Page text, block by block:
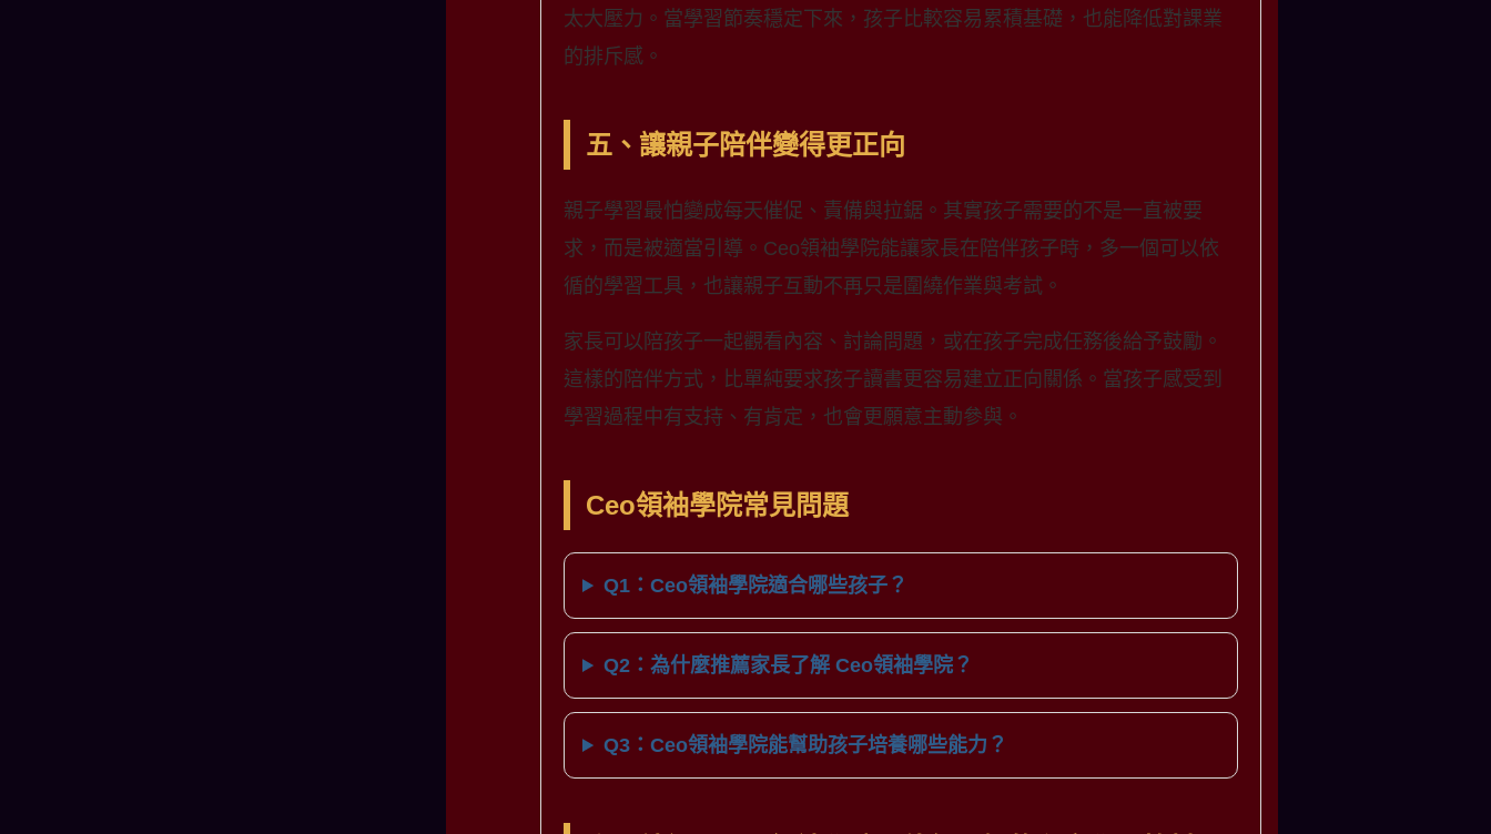
太大壓力。當學習節奏穩定下來，孩子比較容易累積基礎，也能降低對課業
的排斥感。
五、讓親子陪伴變得更正向
親子學習最怕變成每天催促、責備與拉鋸。其實孩子需要的不是一直被要
求，而是被適當引導。Ceo領袖學院能讓家長在陪伴孩子時，多一個可以依
循的學習工具，也讓親子互動不再只是圍繞作業與考試。
家長可以陪孩子一起觀看內容、討論問題，或在孩子完成任務後給予鼓勵。
這樣的陪伴方式，比單純要求孩子讀書更容易建立正向關係。當孩子感受到
學習過程中有支持、有肯定，也會更願意主動參與。
Ceo領袖學院常見問題
Q1：Ceo領袖學院適合哪些孩子？
Q2：為什麼推薦家長了解 Ceo領袖學院？
Q3：Ceo領袖學院能幫助孩子培養哪些能力？